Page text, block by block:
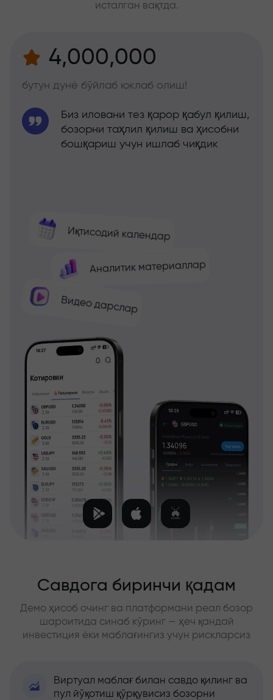
исталган вақтда.
4,000,000
бутун дунё бўйлаб юклаб олиш!
Иқтисодий календар
Аналитик материаллар
Видео дарслар
Биз иловани тез қарор қабул қилиш,
бозорни таҳлил қилиш ва ҳисобни
бошқариш учун ишлаб чиқдик
Савдога биринчи қадам
Демо ҳисоб очинг ва платформани реал бозор
шароитида синаб кўринг — ҳеч қандай
инвестиция ёки маблағингиз учун рискларсиз
Виртуал маблағ билан савдо қилинг ва
пул йўқотиш қўрқувисиз бозорни